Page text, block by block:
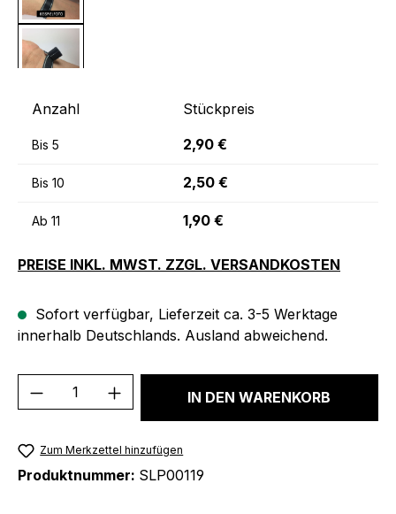
Anzahl Stückpreis
Bis 5 2,90 €
Bis 10 2,50 €
Ab 11 1,90 €
PREISE INKL. MWST. ZZGL. VERSANDKOSTEN
Sofort verfügbar, Lieferzeit ca. 3-5 Werktage
innerhalb Deutschlands. Ausland abweichend.
Produkt Anzahl: Gib denIN DEN WARENKORB
Zum Merkzettel hinzufügen
Produktnummer: SLP00119